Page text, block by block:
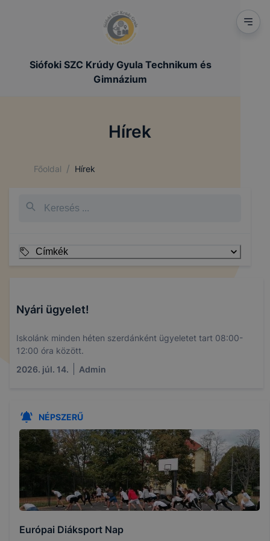
Siófoki SZC Krúdy Gyula Technikum és
Gimnázium
Hírek
Főoldal / Hírek
Címkék
Nyári ügyelet!
Iskolánk minden héten szerdánként ügyeletet tart 08:00-
12:00 óra között.
2026. júl. 14.
Admin
NÉPSZERŰ
Európai Diáksport Nap